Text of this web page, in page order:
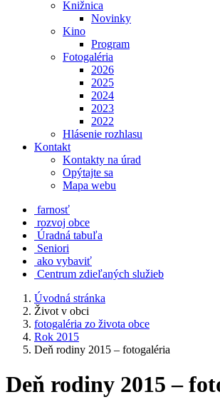
Knižnica
Novinky
Kino
Program
Fotogaléria
2026
2025
2024
2023
2022
Hlásenie rozhlasu
Kontakt
Kontakty na úrad
Opýtajte sa
Mapa webu
farnosť
rozvoj obce
Úradná tabuľa
Seniori
ako vybaviť
Centrum zdieľaných služieb
Úvodná stránka
Život v obci
fotogaléria zo života obce
Rok 2015
Deň rodiny 2015 – fotogaléria
Deň rodiny 2015 –